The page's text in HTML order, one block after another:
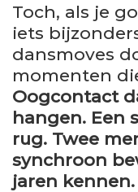
Toch, als je
iets
dansmoves
momenten
Oogcontact
hangen. Een
rug. Twee
synchroon
jaren kennen.